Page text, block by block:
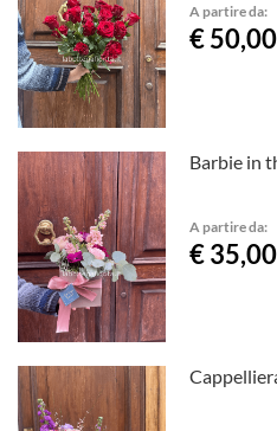
A partire da:
€ 50,00
Barbie in
A partire da:
€ 35,00